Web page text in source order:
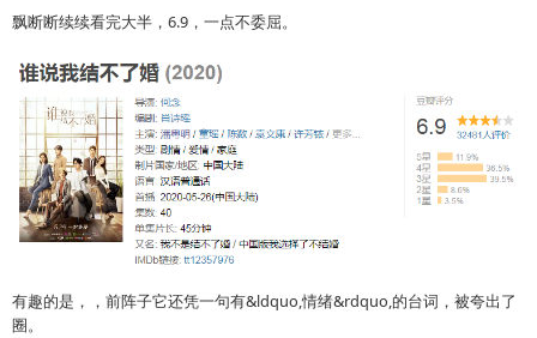
飘断断续续看完大半，6.9，一点不委屈。
有趣的是，，前阵子它还凭一句有&ldquo,情绪&rdquo,的台词，被夸出了
圈。